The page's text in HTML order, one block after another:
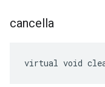
cancella
virtual void